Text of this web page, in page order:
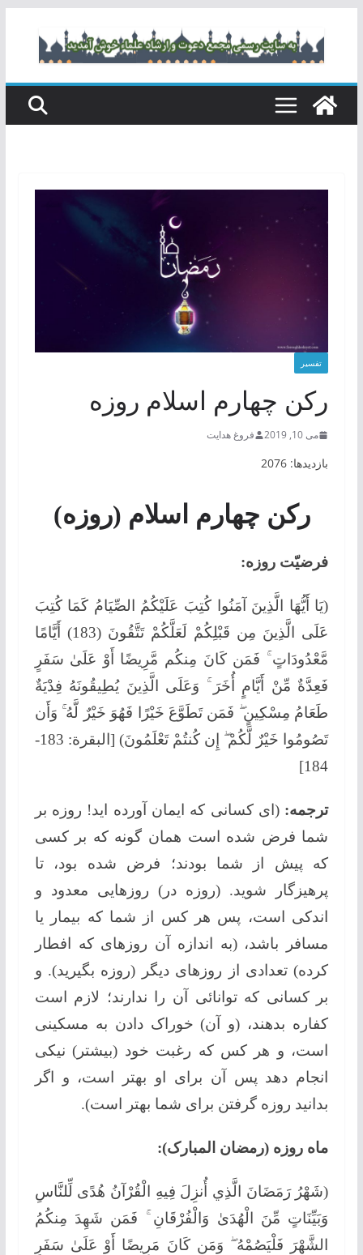
تفسیر
رکن چهارم اسلام روزه
می 10, 2019 فروغ هدایت
بازدیدها: 2076
رکن چهارم اسلام (روزه)
فرضیّت روزه:
(يَا أَيُّهَا الَّذِينَ آمَنُوا كُتِبَ عَلَيْكُمُ الصِّيَامُ كَمَا كُتِبَ
عَلَى الَّذِينَ مِن قَبْلِكُمْ لَعَلَّكُمْ تَتَّقُونَ (183) أَيَّامًا
مَّعْدُودَاتٍ ۚ فَمَن كَانَ مِنكُم مَّرِيضًا أَوْ عَلَىٰ سَفَرٍ
فَعِدَّةٌ مِّنْ أَيَّامٍ أُخَرَ ۚ وَعَلَى الَّذِينَ يُطِيقُونَهُ فِدْيَةٌ
طَعَامُ مِسْكِينٍ ۖ فَمَن تَطَوَّعَ خَيْرًا فَهُوَ خَيْرٌ لَّهُ ۚ وَأَن
تَصُومُوا خَيْرٌ لَّكُمْ ۖ إِن كُنتُمْ تَعْلَمُونَ) [البقرة: 183-
184]
ترجمه: (ای کسانی که ایمان آورده اید! روزه بر
شما فرض شده است همان گونه که بر کسی
که پیش از شما بودند؛ فرض شده بود، تا
پرهیزگار شوید. (روزه در) روزهایی معدود و
اندکی است، پس هر کس از شما که بیمار یا
مسافر باشد، (به اندازه آن روزهای که افطار
کرده) تعدادی از روزهای دیگر (روزه بگیرید). و
بر کسانی که توانائی آن را ندارند؛ لازم است
کفاره بدهند، (و آن) خوراک دادن به مسکینی
است، و هر کس که رغبت خود (بیشتر) نیکی
انجام دهد پس آن برای او بهتر است، و اگر
بدانید روزه گرفتن برای شما بهتر است).
ماه روزه (رمضان المبارک):
(شَهْرُ رَمَضَانَ الَّذِي أُنزِلَ فِيهِ الْقُرْآنُ هُدًى لِّلنَّاسِ
وَبَيِّنَاتٍ مِّنَ الْهُدَىٰ وَالْفُرْقَانِ ۚ فَمَن شَهِدَ مِنكُمُ
الشَّهْرَ فَلْيَصُمْهُ ۖ وَمَن كَانَ مَرِيضًا أَوْ عَلَىٰ سَفَرٍ